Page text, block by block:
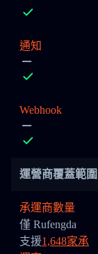
通知
Webhook
運營商覆蓋範圍
承運商數量
僅 Rufengda
支援1,648家承